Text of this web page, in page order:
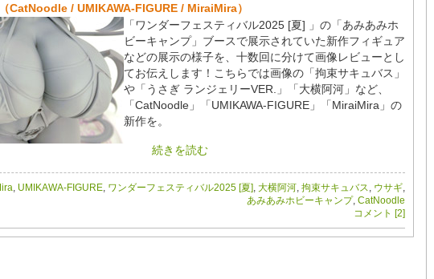
CatNoodle / UMIKAWA-FIGURE / MiraiMira）
「ワンダーフェスティバル2025 [夏] 」の「あみあみホ
ビーキャンプ」ブースで展示されていた新作フィギュア
などの展示の様子を、十数回に分けて画像レビューとし
てお伝えします！こちらでは画像の「拘束サキュバス」
や「うさぎ ランジェリーVER.」「大横阿河」など、
「CatNoodle」「UMIKAWA-FIGURE」「MiraiMira」の
新作を。
続きを読む
UMIKAWA-FIGURE ワンダーフェスティバル2025 [夏] 大横阿河 拘束サキュバス ウサギ
あみあみホビーキャンプ, CatNoodle
コメント [2]